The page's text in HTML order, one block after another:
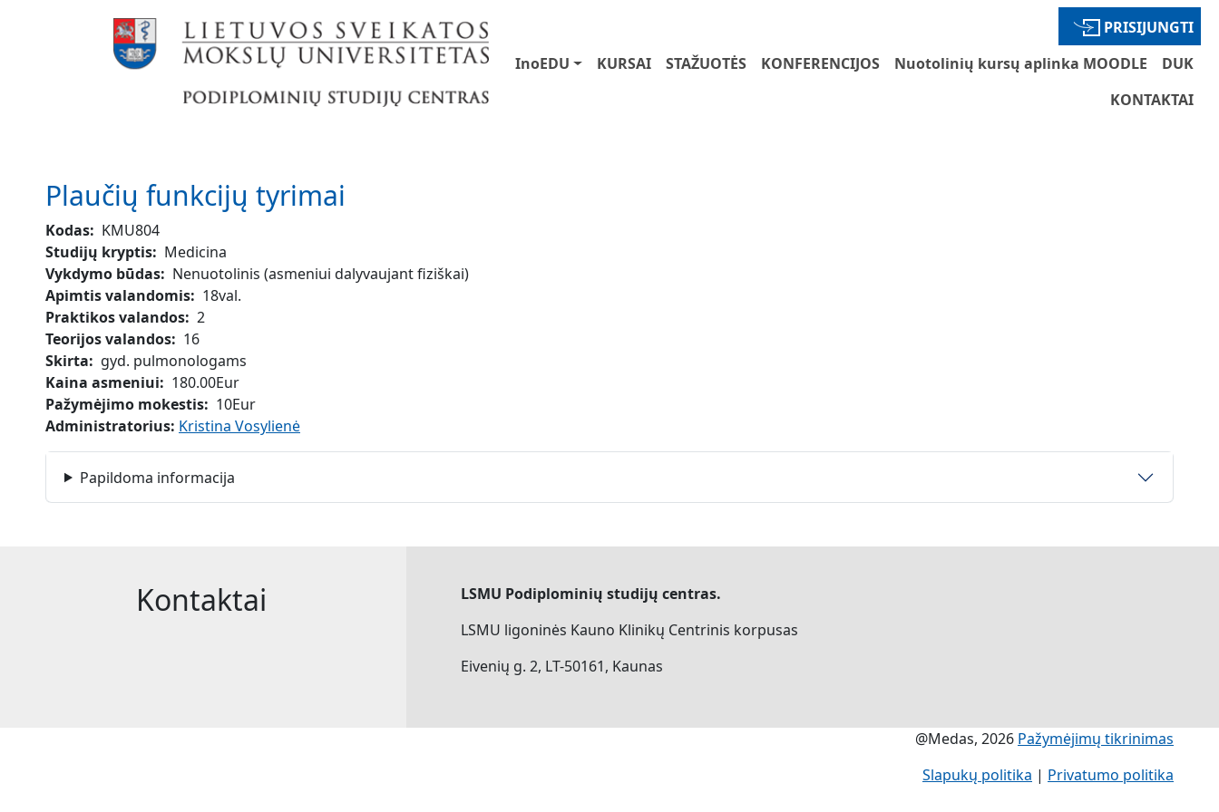
PRISIJUNGTI
Main navigation
InoEDU KURSAI STAŽUOTĖS KONFERENCIJOS Nuotolinių kursų aplinka MOODLE
DUK
KONTAKTAI
Plaučių funkcijų tyrimai
Kodas
KMU804
Studijų kryptis
Medicina
Vykdymo būdas
Nenuotolinis (asmeniui dalyvaujant fiziškai)
Apimtis valandomis
18val.
Praktikos valandos 2
Teorijos valandos
16
Skirta
gyd. pulmonologams
Kaina asmeniui
180.00Eur
Pažymėjimo mokestis
10Eur
Administratorius: Kristina Vosylienė
Papildoma informacija
Kontaktai
LSMU Podiplominių studijų centras.
LSMU ligoninės Kauno Klinikų Centrinis korpusas
Eivenių g. 2, LT-50161, Kaunas
@Medas, 2026 Pažymėjimų tikrinimas
Slapukų politika | Privatumo politika